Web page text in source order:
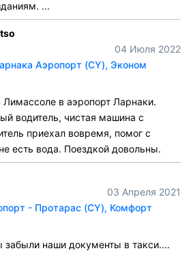
...
04 Июля 2022
Аэропорт (CY), Эконом
Лимассоле в аэропорт Ларнаки.
водитель, чистая машина с
приехал вовремя, помог с
есть вода. Поездкой довольны.
03 Апреля 2021
- Протарас (CY), Комфорт
наши документы в такси....